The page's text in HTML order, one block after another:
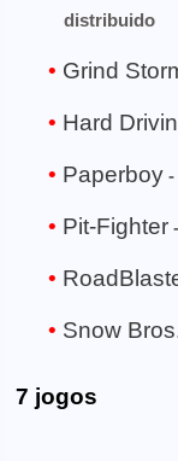
distribuido
Grind
Hard
Paperboy -
Pit-Fighter
Snow
7 jogos